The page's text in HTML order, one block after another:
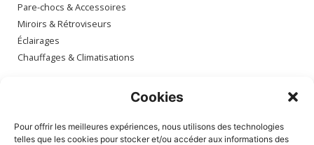
Cookies
Pour offrir les meilleures expériences, nous utilisons des technologies
telles que les cookies pour stocker et/ou accéder aux informations des
Pare-chocs & Accessoires
Miroirs & Rétroviseurs
Éclairages
Chauffages & Climatisations
Mon compte
Mes commandes